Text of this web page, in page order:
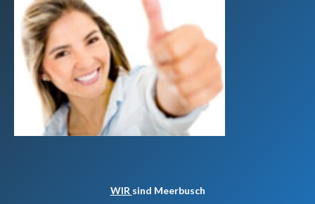
WIR sind Meerbusch